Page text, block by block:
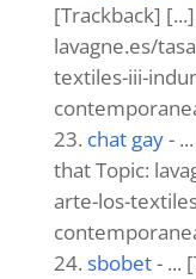
[Trackback]
lavagne.es/
textiles-iii-
chat gay-
that Topic:
arte-los-
sbobet- ...